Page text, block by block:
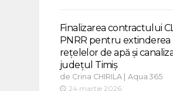
Finalizarea contractului
PNRR pentru extinderea
rețelelor de apă și
județul Timiș
de Crina CHIRILA | Aqua 365
24 martie 2026